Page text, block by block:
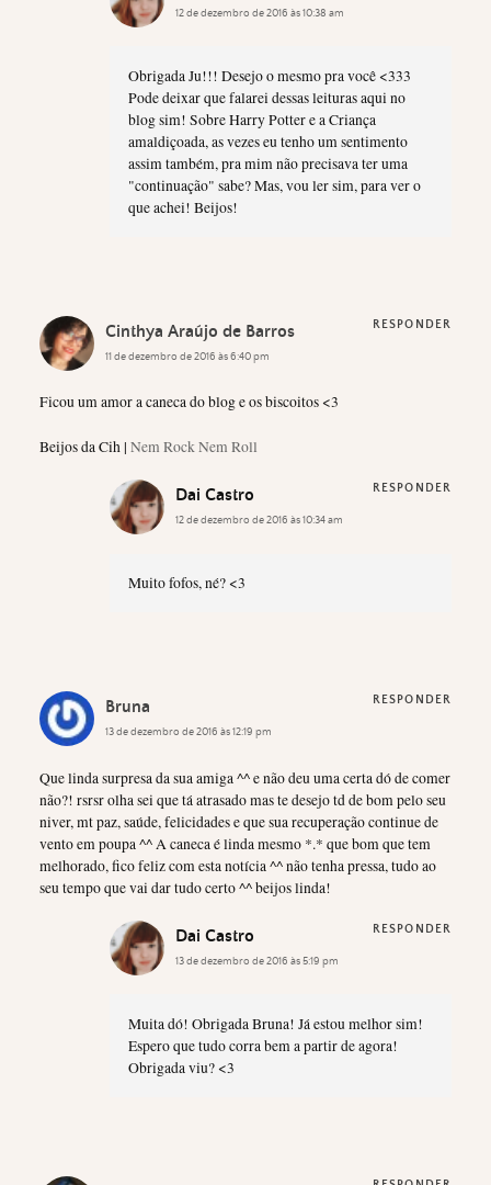
12 de dezembro de 2016 às 10:38 am
Obrigada Ju!!! Desejo o mesmo pra você <333
Pode deixar que falarei dessas leituras aqui no
blog sim! Sobre Harry Potter e a Criança
amaldiçoada, as vezes eu tenho um sentimento
assim também, pra mim não precisava ter uma
"continuação" sabe? Mas, vou ler sim, para ver o
que achei! Beijos!
Cinthya Araújo de Barros
11 de dezembro de 2016 às 6:40 pm
Ficou um amor a caneca do blog e os biscoitos <3
Beijos da Cih | Nem Rock Nem Roll
RESPONDER
Dai Castro
12 de dezembro de 2016 às 10:34 am
Muito fofos, né? <3
RESPONDER
Bruna
13 de dezembro de 2016 às 12:19 pm
Que linda surpresa da sua amiga ^^ e não deu uma certa dó de comer
não?! rsrsr olha sei que tá atrasado mas te desejo td de bom pelo seu
niver, mt paz, saúde, felicidades e que sua recuperação continue de
vento em poupa ^^ A caneca é linda mesmo *.* que bom que tem
melhorado, fico feliz com esta notícia ^^ não tenha pressa, tudo ao
seu tempo que vai dar tudo certo ^^ beijos linda!
RESPONDER
Dai Castro
13 de dezembro de 2016 às 5:19 pm
Muita dó! Obrigada Bruna! Já estou melhor sim!
Espero que tudo corra bem a partir de agora!
Obrigada viu? <3
RESPONDER